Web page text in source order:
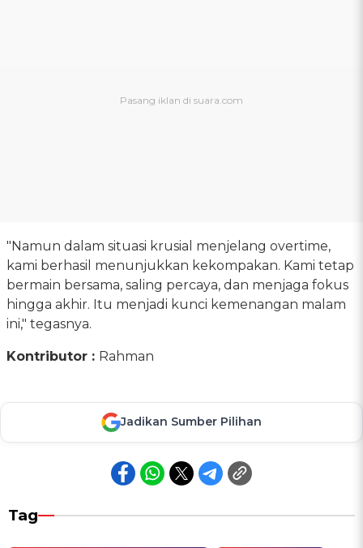
"Namun dalam situasi krusial menjelang overtime,
kami berhasil menunjukkan kekompakan. Kami tetap
bermain bersama, saling percaya, dan menjaga fokus
hingga akhir. Itu menjadi kunci kemenangan malam
ini," tegasnya.
Kontributor : Rahman
Jadikan Sumber Pilihan
Tag